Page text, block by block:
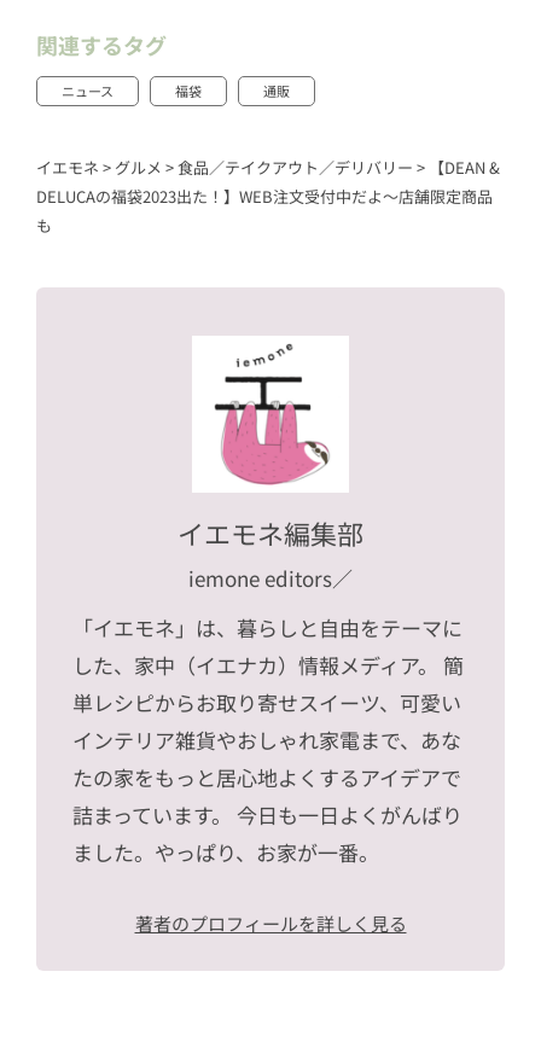
関連するタグ
ニュース 福袋 通販
イエモネ > グルメ >食品／テイクアウト／デリバリー > 【DEAN &
DELUCAの福袋2023出た！】WEB注文受付中だよ〜店舗限定商品
も
イエモネ編集部
iemone editors／
「イエモネ」は、暮らしと自由をテーマに
した、家中（イエナカ）情報メディア。 簡
単レシピからお取り寄せスイーツ、可愛い
インテリア雑貨やおしゃれ家電まで、あな
たの家をもっと居心地よくするアイデアで
詰まっています。 今日も一日よくがんばり
ました。やっぱり、お家が一番。
著者のプロフィールを詳しく見る